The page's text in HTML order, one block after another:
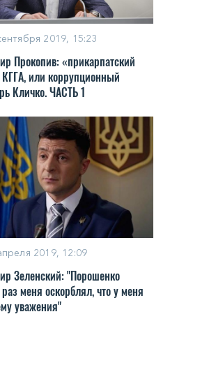
2019, 15:23
Прокопив: «прикарпатский
или коррупционный
Кличко. ЧАСТЬ 1
2019, 12:09
Зеленский: "Порошенко
раз меня оскорблял, что у меня
уважения"